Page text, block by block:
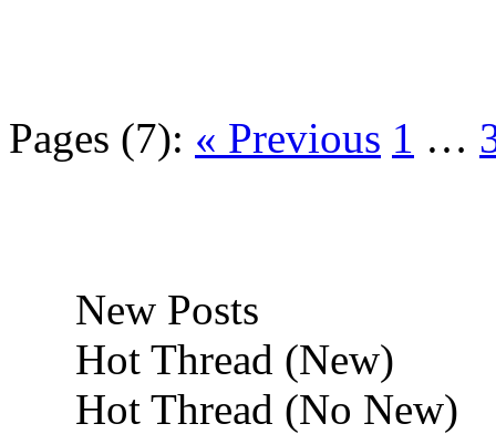
Pages (7): « Previous 1 …
New Posts
Hot Thread (New)
Hot Thread (No New)